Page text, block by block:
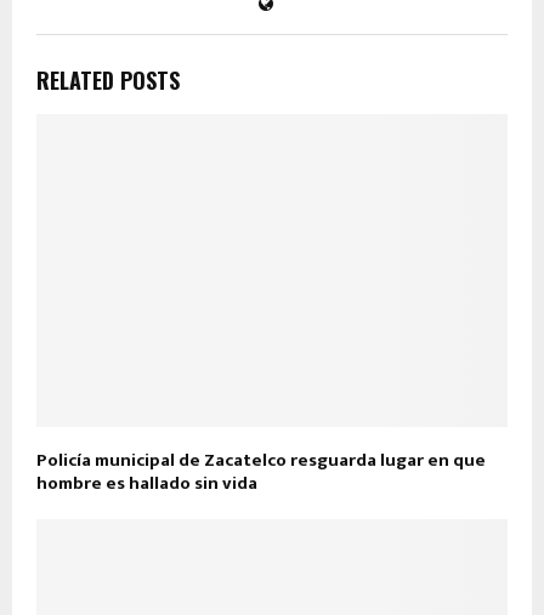
RELATED POSTS
Policía municipal de Zacatelco resguarda lugar en que
hombre es hallado sin vida